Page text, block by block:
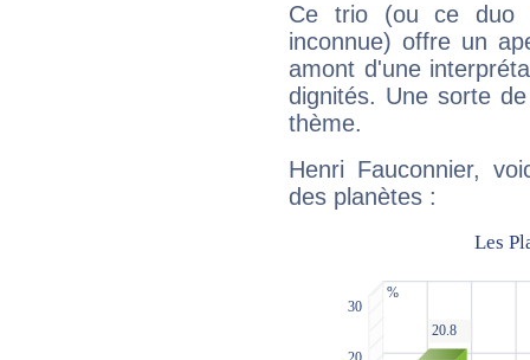
Ce trio (ou ce duo
inconnue) offre un
amont d'une
dignités. Une sorte
thème.
Henri Fauconnier,
des planètes :